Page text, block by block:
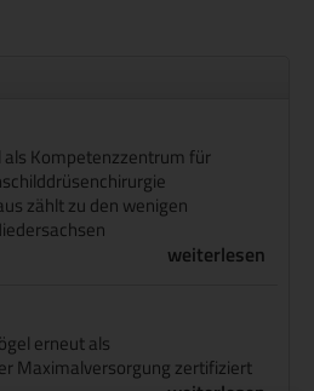
Kompetenzzentrum für
zählt zu den wenigen
weiterlesen
erneut als
Maximalversorgung zertifiziert